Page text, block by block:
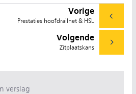
Vorige
Prestaties hoofdrailnet & HSL
Volgende
Zitplaatskans
verslag